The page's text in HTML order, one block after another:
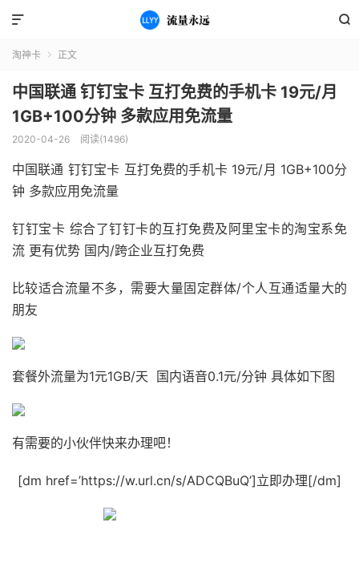


淘神卡  正文
中国联通 钉钉宝卡 互打免费的手机卡 19元/月
1GB+100分钟 多款应用免流量
2020-04-26 阅读(1496)
中国联通 钉钉宝卡 互打免费的手机卡 19元/月 1GB+100分
钟 多款应用免流量
钉钉宝卡 综合了钉钉卡的互打免费及阿里宝卡的淘宝系免
流 更有优势 国内/跨企业互打免费
比较适合流量不多，需要大量固定群体/个人互通适量大的
朋友
套餐外流量为1元1GB/天 国内语音0.1元/分钟 具体如下图
有需要的小伙伴快来办理吧！
[dm href=’https://w.url.cn/s/ADCQBuQ’]立即办理[/dm]